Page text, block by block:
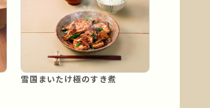
雪国まいたけ極のすき煮